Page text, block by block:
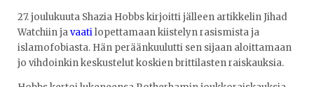
27. joulukuuta Shazia Hobbs kirjoitti jälleen artikkelin Jihad
Watchiin javaatilopettamaan kiistelyn rasismista ja
islamofobiasta. Hän peräänkuulutti sen sijaan aloittamaan
jo vihdoinkin keskustelut koskien brittilasten raiskauksia.